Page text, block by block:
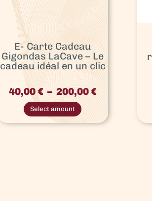
E- Carte Cadeau
Gigondas LaCave – Le
cadeau idéal en un clic
40,00€ –200,00€Plage
de
prix :
40,00 €
à
200,00 €
Select amount